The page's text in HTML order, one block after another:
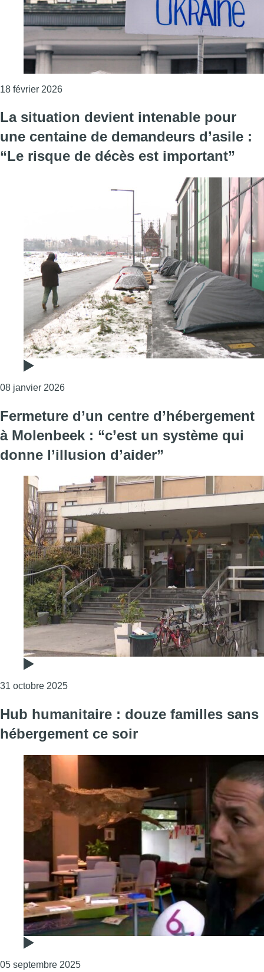
18 février 2026Consulter l'article "Plus de 100.000 Ukrainiens
La situation devient intenable pour
une centaine de demandeurs d’asile :
“Le risque de décès est important”
08 janvier 2026Consulter l'article "La situation devient
Fermeture d’un centre d’hébergement
à Molenbeek : “c’est un système qui
donne l’illusion d’aider”
31 octobre 2025Consulter l'article "Fermeture d’un centre
Hub humanitaire : douze familles sans
hébergement ce soir
05 septembre 2025Consulter l'article "Hub humanitaire :